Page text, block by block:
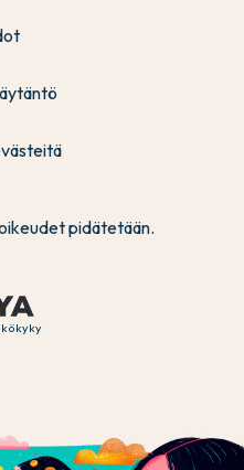
pidätetään.